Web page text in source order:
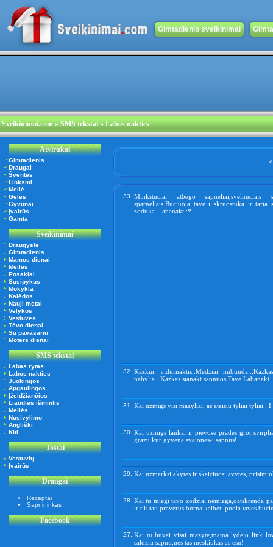
Gimtadienio sveikinimai
Sveikinimai.com» SMS tekstai » Labos nakties
Atvirukai
Gimtadienis
Draugai
Šventės
Linksmi
Meilė
Gėlės
Gyvūnai
Įvairūs
Gamta
Sveikinimai
Draugystė
Gimtadienis
Mamos dienai
Meilės
Posakiai
Susipykus
Mokykla
Kalėdos
Nauji metai
Velykos
Vestuvės
Tėvo dienai
Su pavasariu
Moters dienai
SMS tekstai
Labas rytas
Labos nakties
Juokingos
Apgaulingos
Įžeidžiančios
Liaudies išmintis
Meilės
Nusivylimo
Angliški
Kiti
Tostai
Vestuvių
Įvairūs
Draugai
Receptai
Sapnininkas
Facebook
33. Minkstuciai atbego sapneliai,svelnuciais
sparneliais.Buciuoja tave i skruostuka ir taria
zoduka...labanakt :*
32. Kazkur vidurnaktis..Medziai
nebylia...Kazkas sianakt sapnuos Tave.Labanakt
31. Kai uzmigs visi mazyliai, as ateisiu tyliai tyliai.. I
30. Kai uzmigs laukai ir pievose prades grot
grazu,kur gyvena svajones-i sapnus!
29. Kai uzmerksi akytes ir skaiciuosi avytes,
28. Kai tu miegi tavo zodziai nemiega,oatskrenda
ir tik tau praverus burna kalbeti puola taves
27. Kai tu buvai visai mazyte,mama lydejo link
saldziu sapnu,nes tas meskiukas as esu!